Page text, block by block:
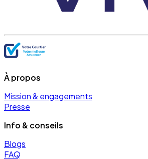
À propos
Mission & engagements
Presse
Info & conseils
Blogs
FAQ